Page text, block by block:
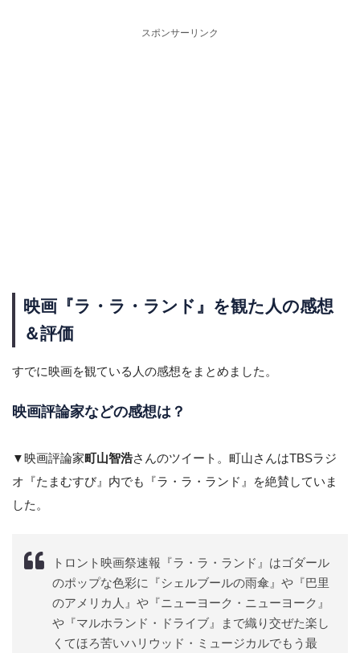
スポンサーリンク
映画『ラ・ラ・ランド』を観た人の感想
＆評価
すでに映画を観ている人の感想をまとめました。
映画評論家などの感想は？
▼映画評論家町山智浩さんのツイート。町山さんはTBSラジ
オ『たまむすび』内でも『ラ・ラ・ランド』を絶賛していま
した。
トロント映画祭速報『ラ・ラ・ランド』はゴダール
のポップな色彩に『シェルブールの雨傘』や『巴里
のアメリカ人』や『ニューヨーク・ニューヨーク』
や『マルホランド・ドライブ』まで織り交ぜた楽し
くてほろ苦いハリウッド・ミュージカルでもう最